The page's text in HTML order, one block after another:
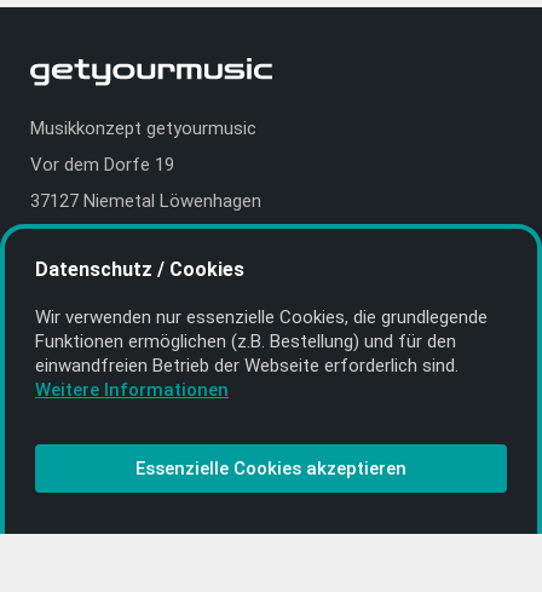
Musikkonzept getyourmusic
Vor dem Dorfe 19
37127 Niemetal Löwenhagen
E-Mail:info@getyourmusic.de
Alle Informationen
Kontakt
CD-Anbieter werden
CD-Anbieter-Login
Datenschutz / Cookies
Wir verwenden nur essenzielle Cookies, die grund­legende
Funktionen ermöglichen (z.B. Bestellung) und für den
einwand­freien Betrieb der Webseite erforderlich sind.
Weitere Informationen
Essenzielle Cookies akzeptieren